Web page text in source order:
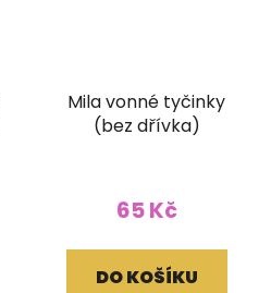
Mila vonné tyčinky
(bez dřívka)
65 Kč
DO KOŠÍKU